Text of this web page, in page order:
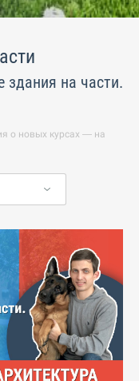
здания на части.
о новых курсах — на